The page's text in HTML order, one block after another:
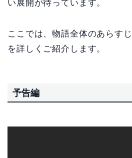
い展開が待っています。
ここでは、物語全体のあらす
を詳しくご紹介します。
予告編